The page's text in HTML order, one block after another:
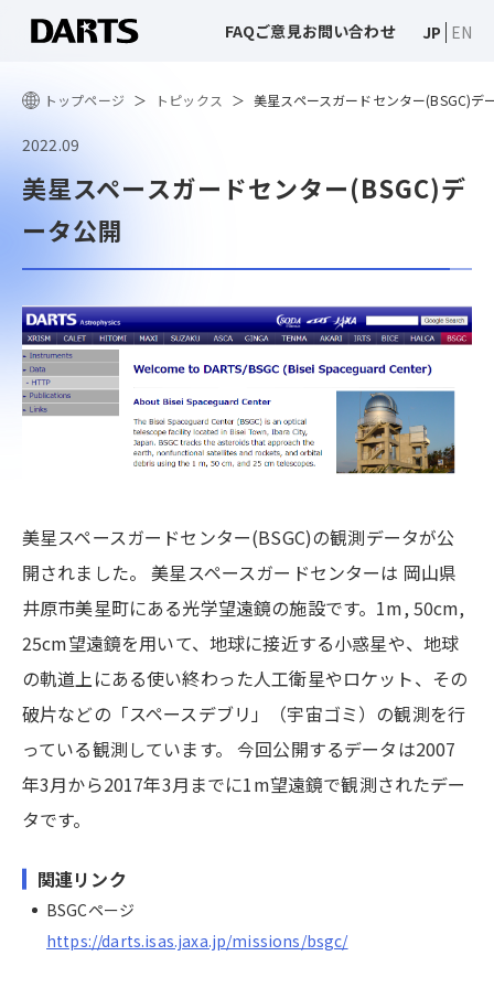
FAQご意見お問い合わせ JP EN
トップページ トピックス 美星スペースガードセンター(BSGC)デ
2022.09
美星スペースガードセンター(BSGC)デ
ータ公開
美星スペースガードセンター(BSGC)の観測データが公
開されました。美星スペースガードセンターは 岡山県
井原市美星町にある光学望遠鏡の施設です。1m, 50cm,
25cm望遠鏡を用いて、地球に接近する小惑星や、地球
の軌道上にある使い終わった人工衛星やロケット、その
破片などの「スペースデブリ」（宇宙ゴミ）の観測を行
っている観測しています。 今回公開するデータは2007
年3月から2017年3月までに1m望遠鏡で観測されたデー
タです。
関連リンク
BSGCページ
https://darts.isas.jaxa.jp/missions/bsgc/